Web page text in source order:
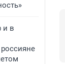
и в